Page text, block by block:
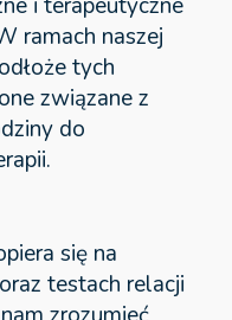
ramach naszej
tych
związane z
do
się na
testach relacji